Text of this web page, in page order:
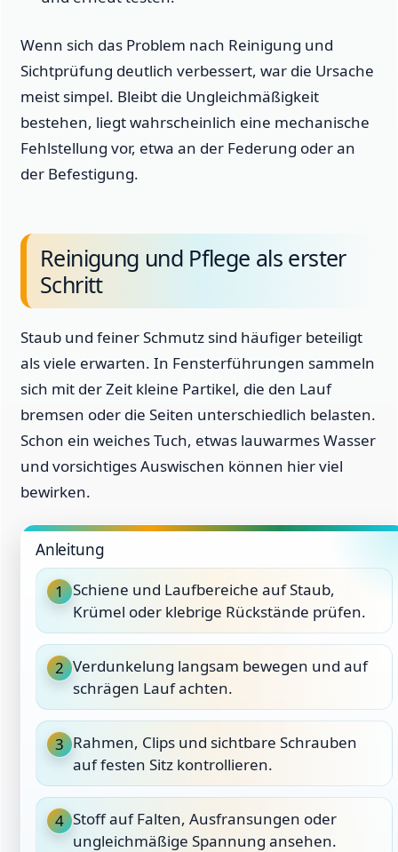
Wenn sich das Problem nach Reinigung und
Sichtprüfung deutlich verbessert, war die Ursache
meist simpel. Bleibt die Ungleichmäßigkeit
bestehen, liegt wahrscheinlich eine mechanische
Fehlstellung vor, etwa an der Federung oder an
der Befestigung.
Reinigung und Pflege als erster
Schritt
Staub und feiner Schmutz sind häufiger beteiligt
als viele erwarten. In Fensterführungen sammeln
sich mit der Zeit kleine Partikel, die den Lauf
bremsen oder die Seiten unterschiedlich belasten.
Schon ein weiches Tuch, etwas lauwarmes Wasser
und vorsichtiges Auswischen können hier viel
bewirken.
Anleitung
1 Schiene und Laufbereiche auf Staub,
Krümel oder klebrige Rückstände prüfen.
2 Verdunkelung langsam bewegen und auf
schrägen Lauf achten.
3 Rahmen, Clips und sichtbare Schrauben
auf festen Sitz kontrollieren.
4 Stoff auf Falten, Ausfransungen oder
ungleichmäßige Spannung ansehen.